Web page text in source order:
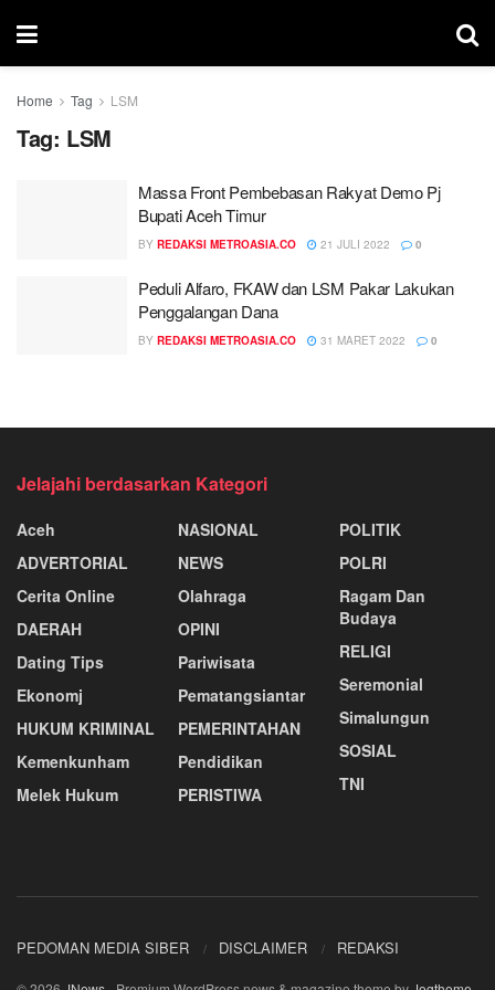
Home Tag LSM
Tag: LSM
Massa Front Pembebasan Rakyat Demo Pj
Bupati Aceh Timur
BY REDAKSI METROASIA.CO 21 JULI 2022 0
Peduli Alfaro, FKAW dan LSM Pakar Lakukan
Penggalangan Dana
BY REDAKSI METROASIA.CO 31 MARET 2022 0
Jelajahi berdasarkan Kategori
Aceh
ADVERTORIAL
Cerita Online
DAERAH
Dating Tips
Ekonomj
HUKUM KRIMINAL
Kemenkunham
Melek Hukum
NASIONAL
NEWS
Olahraga
OPINI
Pariwisata
Pematangsiantar
PEMERINTAHAN
Pendidikan
PERISTIWA
POLITIK
POLRI
Ragam Dan
Budaya
RELIGI
Seremonial
Simalungun
SOSIAL
TNI
PEDOMAN MEDIA SIBER DISCLAIMER REDAKSI